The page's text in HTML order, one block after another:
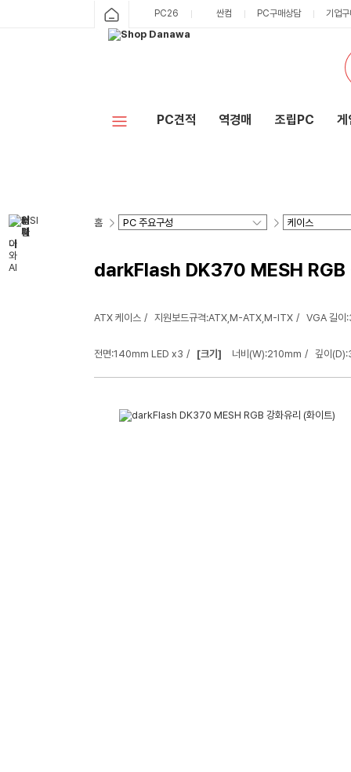
PC26 싼컴 PC구매상담 기업
PC견적 역경매 조립PC 게
홈
darkFlash DK370 MESH RGB
ATX 케이스 지원보드규격:ATX,M-ATX,M-ITX VGA 길
전면:140mm LED x3 [크기] 너비(W):210mm 깊이